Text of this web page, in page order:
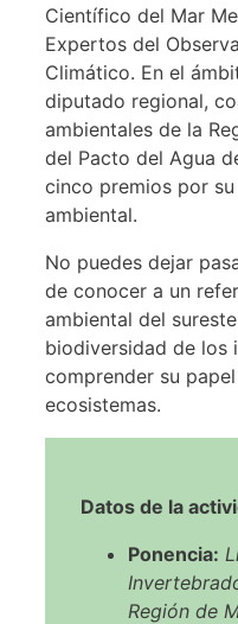
Científico del Mar
Expertos del
Climático. En el
diputado regional,
ambientales de la
del Pacto del Agua
cinco premios por
ambiental.
No puedes dejar
de conocer a un
ambiental del
biodiversidad de los
comprender su
ecosistemas.
Datos de la
Ponencia:
Región de